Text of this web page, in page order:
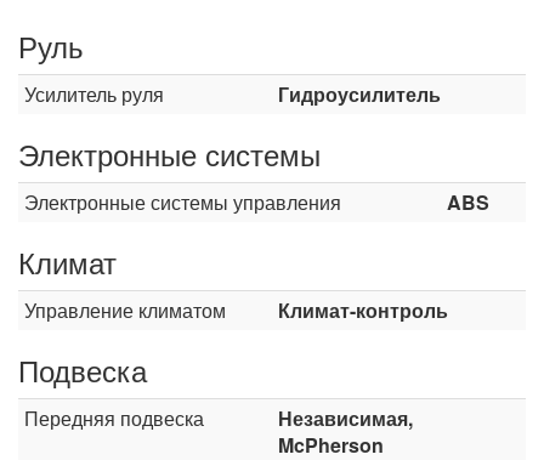
Руль
Усилитель руля Гидроусилитель
Электронные системы
Электронные системы управления ABS
Климат
Управление климатом Климат-контроль
Подвеска
Передняя подвеска
Независимая,
McPherson